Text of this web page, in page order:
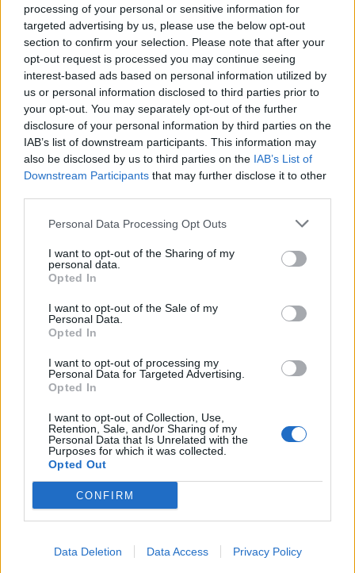
processing of your personal or sensitive information for
targeted advertising by us, please use the below opt-out
section to confirm your selection. Please note that after your
opt-out request is processed you may continue seeing
interest-based ads based on personal information utilized by
us or personal information disclosed to third parties prior to
your opt-out. You may separately opt-out of the further
disclosure of your personal information by third parties on the
IAB’s list of downstream participants. This information may
also be disclosed by us to third parties on the IAB’s List of
Downstream Participants that may further disclose it to other
Personal Data Processing Opt Outs
I want to opt-out of the Sharing of my
personal data.
Opted In
I want to opt-out of the Sale of my
Personal Data.
Opted In
I want to opt-out of processing my
Personal Data for Targeted Advertising.
Opted In
I want to opt-out of Collection, Use,
Retention, Sale, and/or Sharing of my
Personal Data that Is Unrelated with the
Purposes for which it was collected.
Opted Out
CONFIRM
Data Deletion Data Access Privacy Policy
Σε ότι αφορά τα νέα δεδομένα στην
δίκη στο Εφετείο, ο κ. Παπαϊωαννίδης
είπε ότι “θα καταθέσουν οι γονείς του
δράστη, που δεν έχουν εμφανιστεί
ποτέ μέχρι τώρα, ενώ θα γίνει
ανάγνωση όλου του ημερολογίου της
Καρολάιν και όχι αποσπασμάτων,
όπως συνέβη στο πρώτο δικαστήριο”
Απαντώντας σε ερωτήσεις είπε “τον
έχω δει να “σπάει” αρκετές φορές.
καταπονημένος ψυχολογικά και
σίγουρα οι εξελίξεις έχουν τις
επιδράσεις τους”.
“Προσωπικά δεν έχω δει επιστολή, δεν
γνωρίζω αν έχει λάβει οτιδήποτε”,
είπε για τις φήμες πως ο